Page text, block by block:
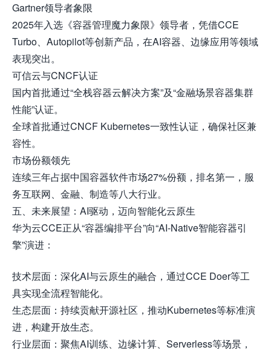
Gartner领导者象限
2025年入选《容器管理魔力象限》领导者，凭借CCE
Turbo、Autopilot等创新产品，在AI容器、边缘应用等领域
表现突出。
可信云与CNCF认证
国内首批通过“全栈容器云解决方案”及“金融场景容器集群
性能”认证。
全球首批通过CNCF Kubernetes一致性认证，确保社区兼
容性。
市场份额领先
连续三年占据中国容器软件市场27%份额，排名第一，服
务互联网、金融、制造等八大行业。
五、未来展望：AI驱动，迈向智能化云原生
华为云CCE正从“容器编排平台”向“AI-Native智能容器引
擎”演进：
技术层面：深化AI与云原生的融合，通过CCE Doer等工
具实现全流程智能化。
生态层面：持续贡献开源社区，推动Kubernetes等标准演
进，构建开放生态。
行业层面：聚焦AI训练、边缘计算、Serverless等场景，